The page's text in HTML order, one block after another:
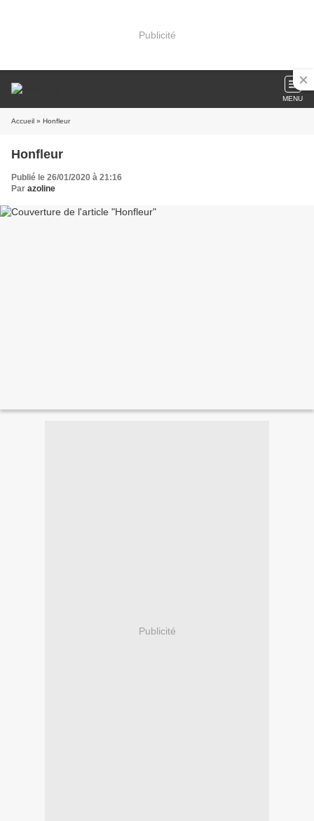
Publicité
MENU
Accueil » Honfleur
Honfleur
Publié le 26/01/2020 à 21:16
Par azoline
Publicité